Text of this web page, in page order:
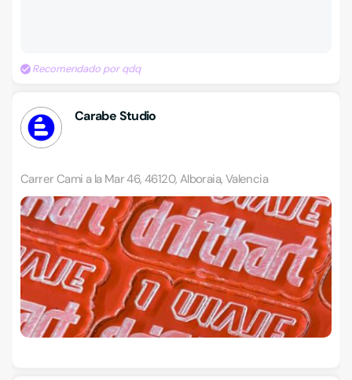
Recomendado por qdq
Carabe Studio
Carrer Cami a la Mar 46, 46120, Alboraia, Valencia